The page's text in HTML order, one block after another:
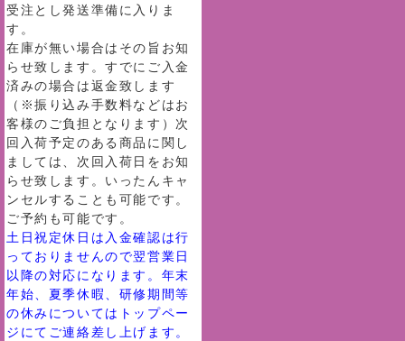
受注とし発送準備に入りま
す。
在庫が無い場合はその旨お知
らせ致します。すでにご入金
済みの場合は返金致します
（※振り込み手数料などはお
客様のご負担となります）次
回入荷予定のある商品に関し
ましては、次回入荷日をお知
らせ致します。いったんキャ
ンセルすることも可能です。
ご予約も可能です。
土日祝定休日は入金確認は行
っておりませんので翌営業日
以降の対応になります。年末
年始、夏季休暇、研修期間等
の休みについてはトップペー
ジにてご連絡差し上げます。